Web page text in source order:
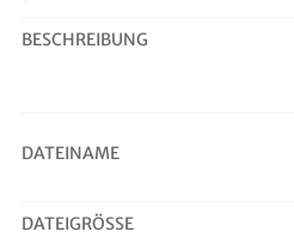
BESCHREIBUNG
DATEINAME
DATEIGRÖSSE